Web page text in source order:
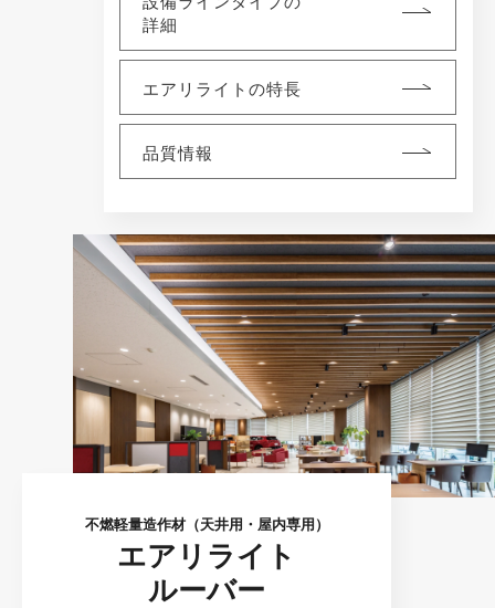
詳細
エアリライトの特長
品質情報
不燃軽量造作材（天井用・屋内専用）
エアリライト
ルーバー